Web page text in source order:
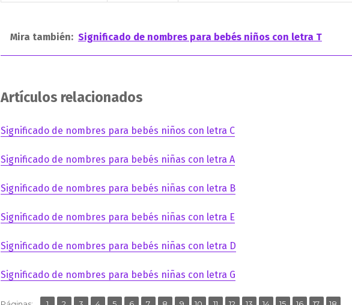
Mira también: Significado de nombres para bebés niños con letra T
Artículos relacionados
Significado de nombres para bebés niños con letra C
Significado de nombres para bebés niñas con letra A
Significado de nombres para bebés niñas con letra B
Significado de nombres para bebés niñas con letra E
Significado de nombres para bebés niñas con letra D
Significado de nombres para bebés niñas con letra G
, , , , , , , , , , , , , , , , ,